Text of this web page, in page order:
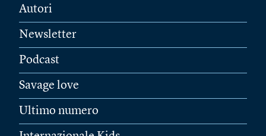
Autori
Newsletter
Podcast
Savage love
Ultimo numero